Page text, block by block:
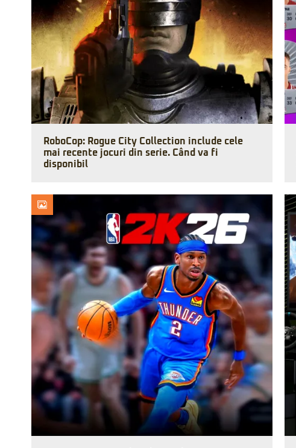
RoboCop: Rogue City Collection include cele
mai recente jocuri din serie. Când va fi
disponibil